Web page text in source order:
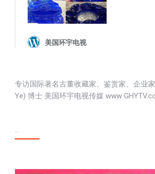
专访国际著名古董收藏家、鉴赏家、企业
Ye) 博士 美国环宇电视传媒 www